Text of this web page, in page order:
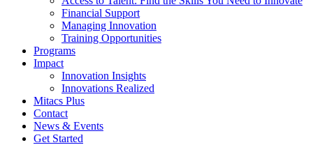
Financial Support
Managing Innovation
Training Opportunities
Programs
Impact
Innovation Insights
Innovations Realized
Mitacs Plus
Contact
News & Events
Get Started